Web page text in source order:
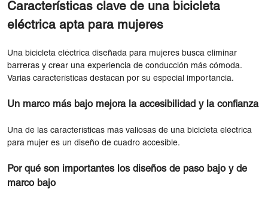
Características clave de una bicicleta
eléctrica apta para mujeres
Una bicicleta eléctrica diseñada para mujeres busca eliminar
barreras y crear una experiencia de conducción más cómoda.
Varias características destacan por su especial importancia.
Un marco más bajo mejora la accesibilidad y la confianza
Una de las características más valiosas de una bicicleta eléctrica
para mujer es un diseño de cuadro accesible.
Por qué son importantes los diseños de paso bajo y de
marco bajo